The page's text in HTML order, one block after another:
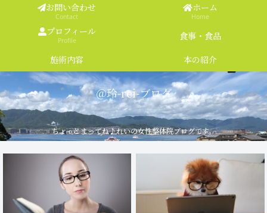
＠玲-rei-ブログ
ちょっとまってね♪れいの女性整体院ブログです。
お問い合わせ
Contact
ホーム
Home
プロフィール
Profile
食事・食品
施術内容
本の紹介